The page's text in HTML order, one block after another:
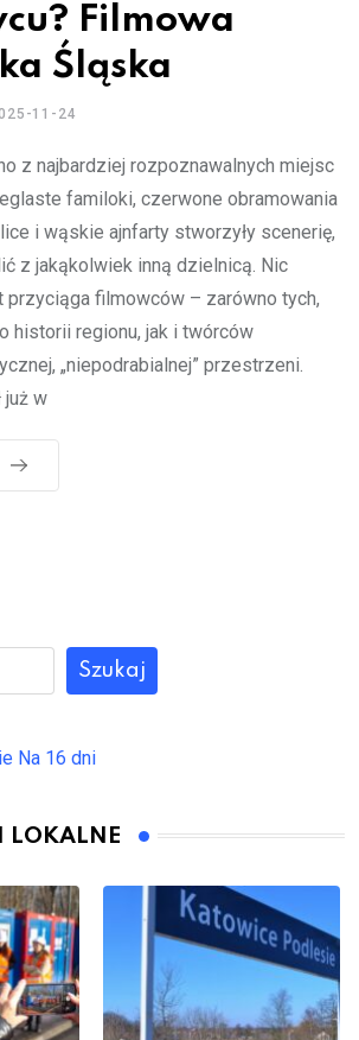
Filmowa
Śląska
11-24
z najbardziej rozpoznawalnych miejsc
familoki, czerwone obramowania
i wąskie ajnfarty stworzyły scenerię,
z jakąkolwiek inną dzielnicą. Nic
przyciąga filmowców – zarówno tych,
historii regionu, jak i twórców
„niepodrabialnej” przestrzeni.
już w
Szukaj
Na 16 dni
LOKALNE